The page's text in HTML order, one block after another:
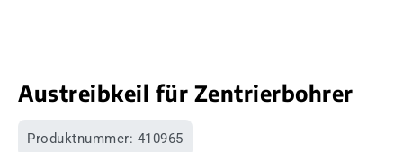
Austreibkeil für Zentrierbohrer
Produktnummer: 410965